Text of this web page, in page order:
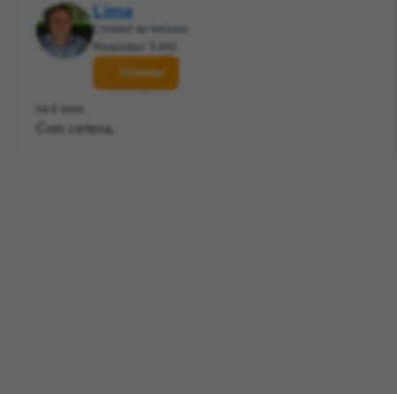
Lima
Corretor de imóveis
Respostas: 5.882
Contatar
há 6 anos
Com certesa.